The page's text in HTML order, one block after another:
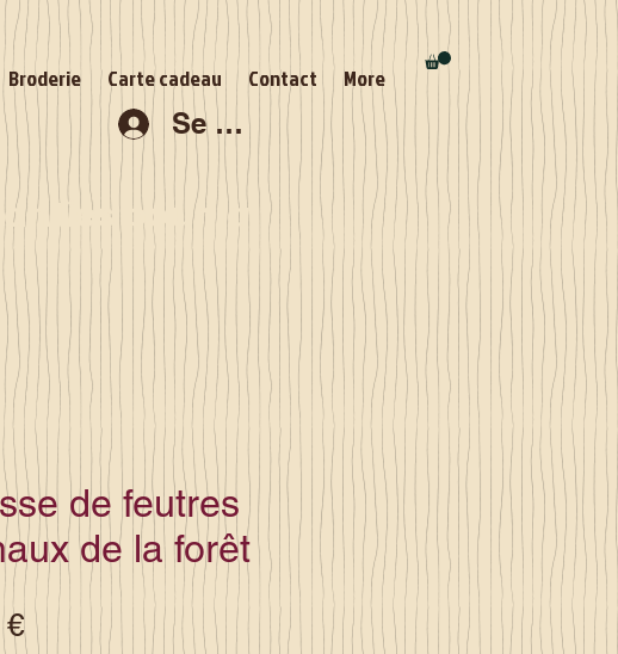
Broderie Carte cadeau Contact More
Se connecter
pour la
de feutres
de la forêt
€Prix